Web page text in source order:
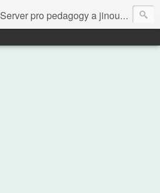
Server pro pedagogy a jinou zvířenu